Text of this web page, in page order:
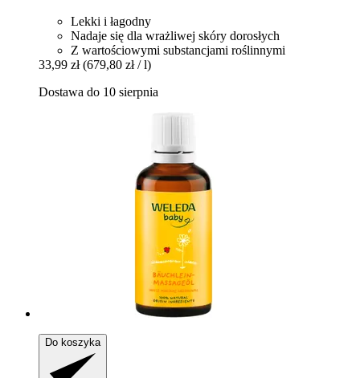
Lekki i łagodny
Nadaje się dla wrażliwej skóry dorosłych
Z wartościowymi substancjami roślinnymi
33,99 zł (679,80 zł / l)
Dostawa do 10 sierpnia
Do koszyka